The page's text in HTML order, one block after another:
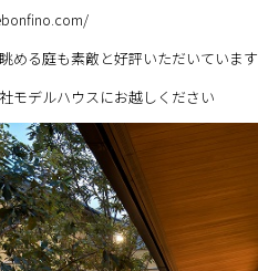
める庭も素敵と好評いただいています
モデルハウスにお越しください